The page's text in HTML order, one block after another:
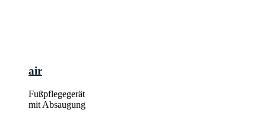
air
Fußpflegegerät
mit Absaugung